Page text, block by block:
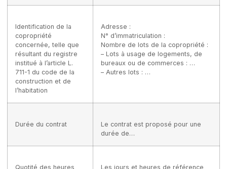
Identification de la
copropriété
concernée, telle que
résultant du registre
institué à l’article L.
711-1 du code de la
construction et de
l’habitation
Adresse :
N° d’immatriculation :
Nombre de lots de la copropriété :
– Lots à usage de logements, de
bureaux ou de commerces : …
– Autres lots : …
Durée du contrat
Le contrat est proposé pour une
durée de…
Quotité des heures
Les jours et heures de référence